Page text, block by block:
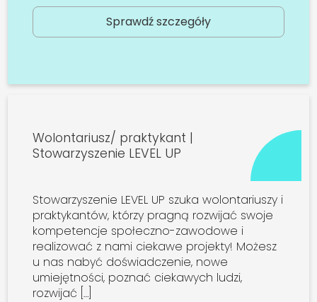
Sprawdź szczegóły
Wolontariusz/ praktykant |
Stowarzyszenie LEVEL UP
Stowarzyszenie LEVEL UP szuka wolontariuszy i
praktykantów, którzy pragną rozwijać swoje
kompetencje społeczno-zawodowe i
realizować z nami ciekawe projekty! Możesz
u nas nabyć doświadczenie, nowe
umiejętności, poznać ciekawych ludzi,
rozwijać […]